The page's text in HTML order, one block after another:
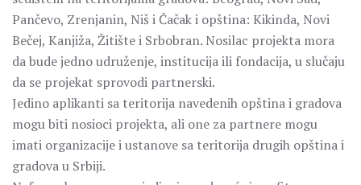
Pančevo, Zrenjanin, Niš i Čačak i opština: Kikinda, Novi
Bečej, Kanjiža, Žitište i Srbobran. Nosilac projekta mora
da bude jedno udruženje, institucija ili fondacija, u slučaju
da se projekat sprovodi partnerski.
Jedino aplikanti sa teritorija navedenih opština i gradova
mogu biti nosioci projekta, ali one za partnere mogu
imati organizacije i ustanove sa teritorija drugih opština i
gradova u Srbiji.